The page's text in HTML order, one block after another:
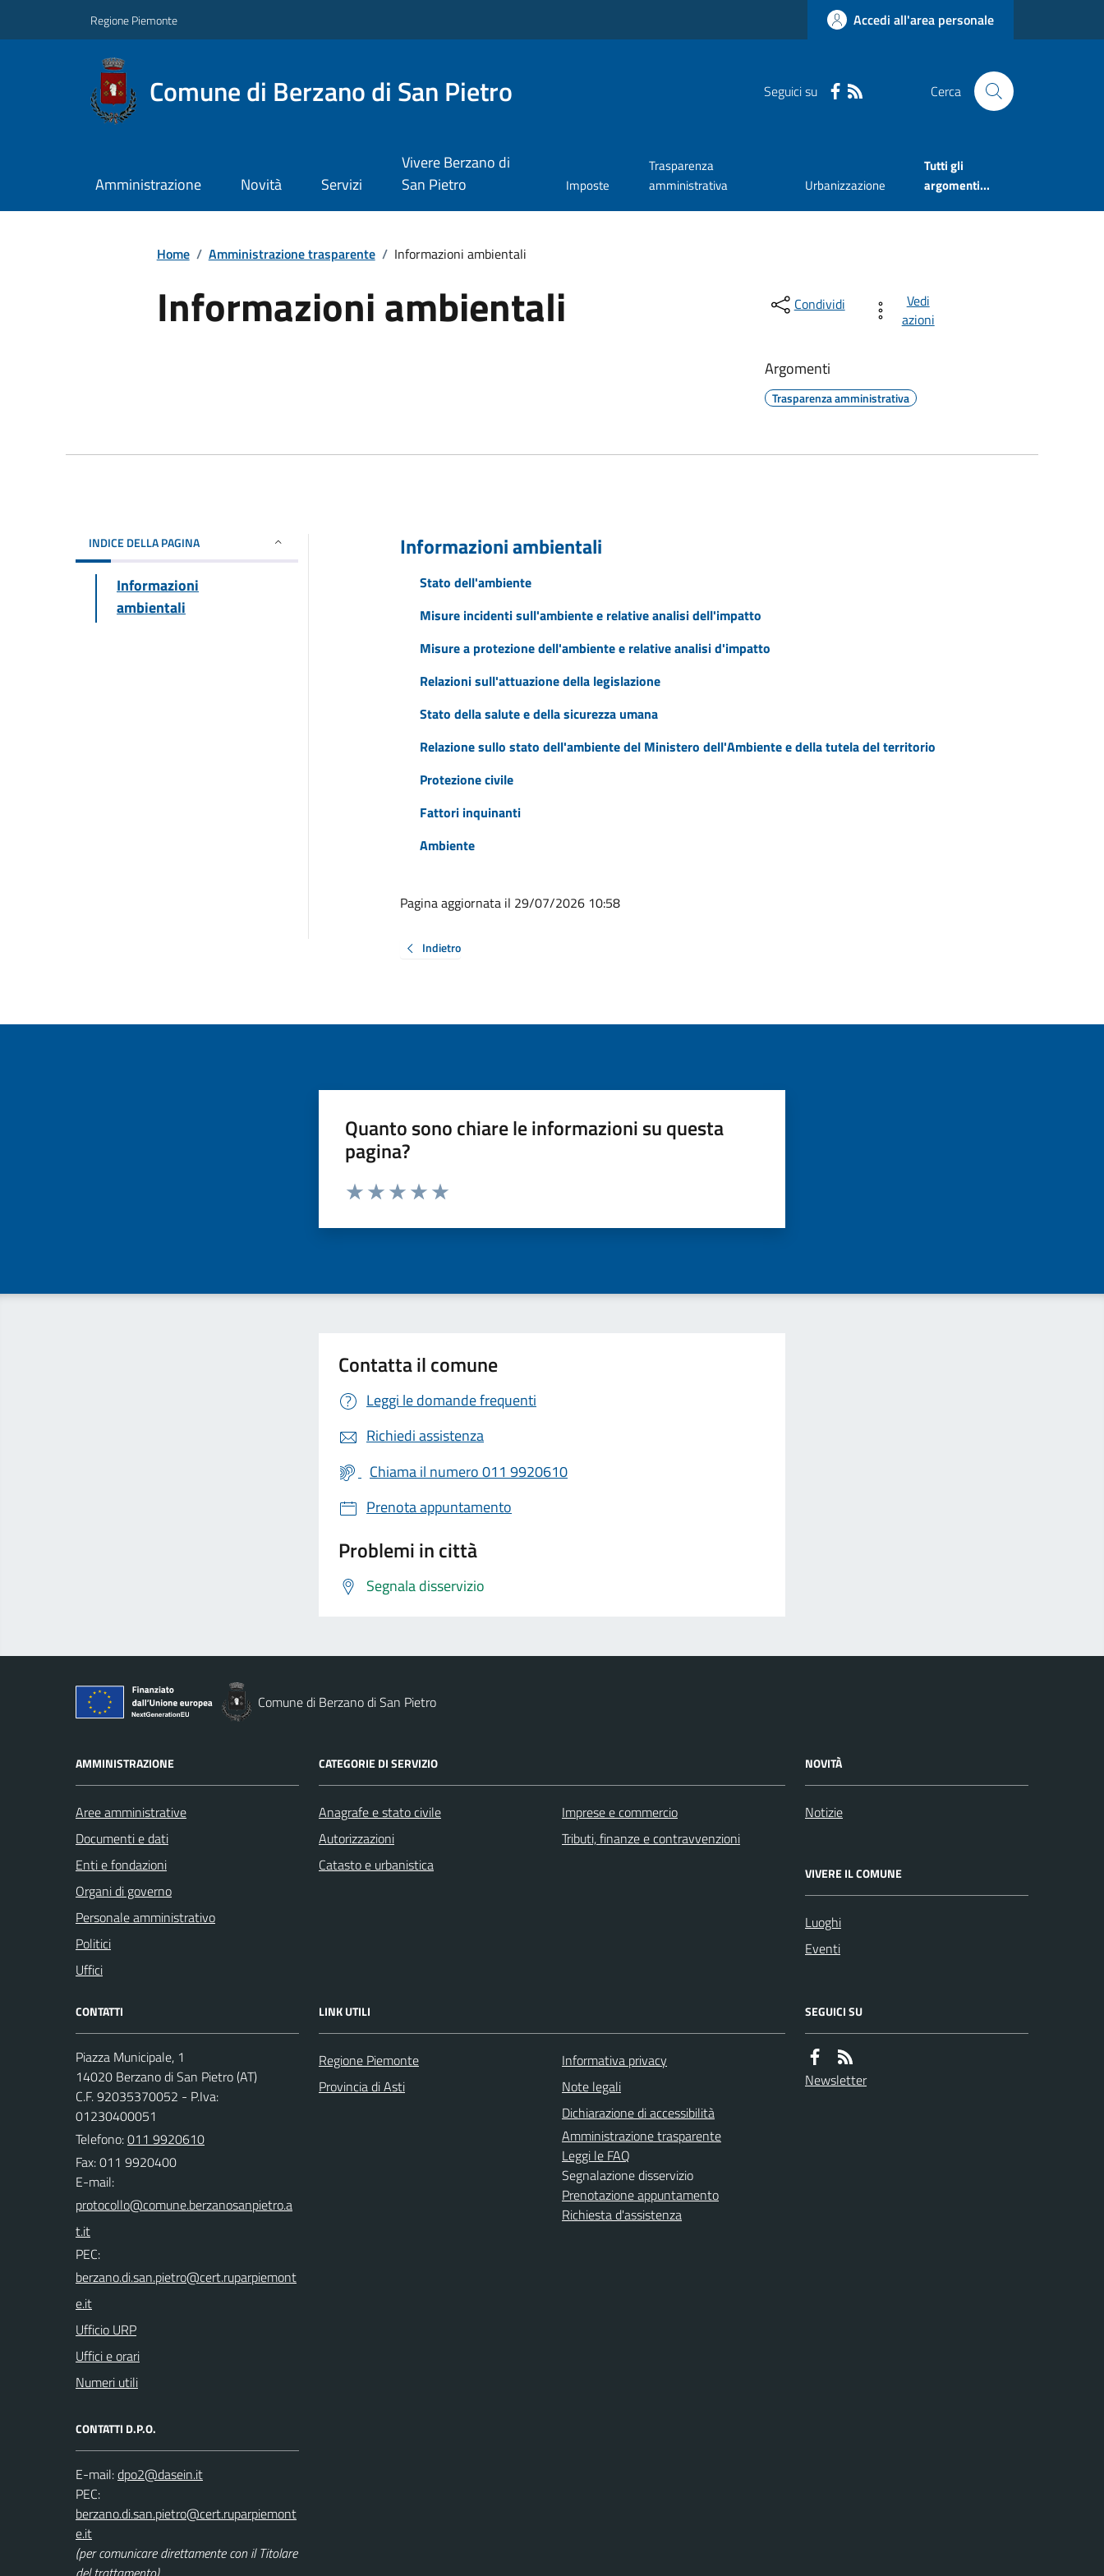
Regione Piemonte Accedi all'area personale
Comune di Berzano di San Pietro Seguici su Cerca
Amministrazione Novità Servizi
Vivere Berzano di
San Pietro
Imposte
Trasparenza
amministrativa
Urbanizzazione
Tutti gli
argomenti...
Home / Amministrazione trasparente / Informazioni ambientali
Informazioni ambientali Condividi
Vedi
azioni
Argomenti
Trasparenza amministrativa
INDICE DELLA PAGINA
Informazioni
ambientali
Informazioni ambientali
Stato dell'ambiente
Misure incidenti sull'ambiente e relative analisi dell'impatto
Misure a protezione dell'ambiente e relative analisi d'impatto
Relazioni sull'attuazione della legislazione
Stato della salute e della sicurezza umana
Relazione sullo stato dell'ambiente del Ministero dell'Ambiente e della tutela del territorio
Protezione civile
Fattori inquinanti
Ambiente
Pagina aggiornata il 29/07/2026 10:58
Indietro
Quanto sono chiare le informazioni su questa
pagina?
Valuta da 1 a 5 stelle la pagina
Contatta il comune
Leggi le domande frequenti
Richiedi assistenza
Chiama il numero 011 9920610
Prenota appuntamento
Problemi in città
Segnala disservizio
Comune di Berzano di San Pietro
AMMINISTRAZIONE
Aree amministrative
Documenti e dati
Enti e fondazioni
Organi di governo
Personale amministrativo
Politici
Uffici
CATEGORIE DI SERVIZIO
Anagrafe e stato civile
Autorizzazioni
Catasto e urbanistica
Imprese e commercio
Tributi, finanze e contravvenzioni
NOVITÀ
Notizie
VIVERE IL COMUNE
Luoghi
Eventi
CONTATTI
Piazza Municipale, 1
14020 Berzano di San Pietro (AT)
C.F. 92035370052 - P.Iva:
01230400051
Telefono:011 9920610
Fax: 011 9920400
E-mail:
PEC:
Ufficio URP
Uffici e orari
Numeri utili
CONTATTI D.P.O.
E-mail:
PEC:
(per comunicare direttamente con il Titolare
LINK UTILI
Regione Piemonte
Provincia di Asti
Informativa privacy
Note legali
Dichiarazione di accessibilità
Amministrazione trasparente
Leggi le FAQ
Segnalazione disservizio
Prenotazione appuntamento
Richiesta d'assistenza
SEGUICI SU
Newsletter